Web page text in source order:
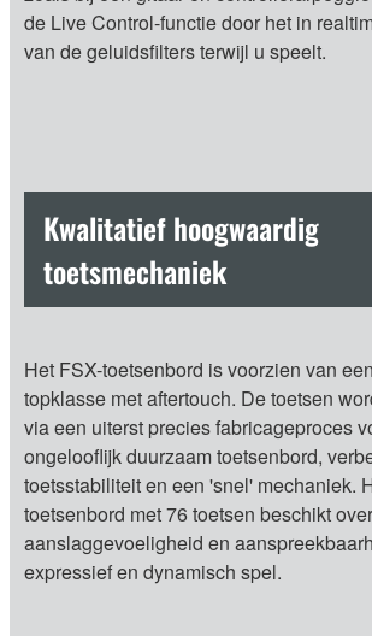
de Live Control-functie door het in
van de geluidsfilters terwijl u speelt.
Kwalitatief hoogwaardig
toetsmechaniek
Het FSX-toetsenbord is voorzien van
topklasse met aftertouch. De toetsen
via een uiterst precies fabricageproces
ongelooflijk duurzaam toetsenbord,
toetsstabiliteit en een 'snel' mechaniek.
toetsenbord met 76 toetsen beschikt
aanslaggevoeligheid en
expressief en dynamisch spel.